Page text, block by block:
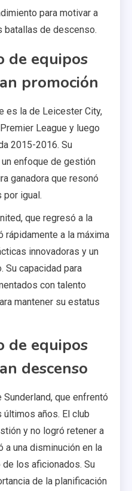
para motivar a
batallas de descenso.
de equipos
promoción
es la de Leicester City,
League y luego
2015-2016. Su
enfoque de gestión
ganadora que resonó
por igual.
que regresó a la
rápidamente a la máxima
innovadoras y un
Su capacidad para
con talento
mantener su estatus
de equipos
descenso
que enfrentó
años. El club
y no logró retener a
a una disminución en la
los aficionados. Su
de la planificación